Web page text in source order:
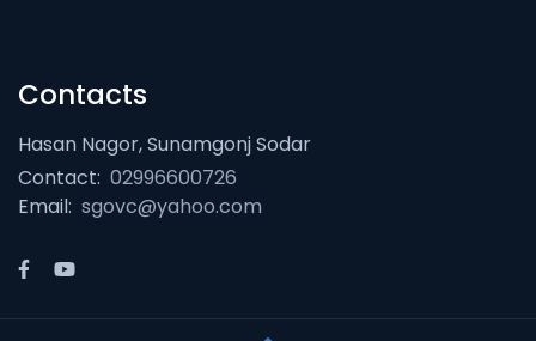
Contacts
Hasan Nagor, Sunamgonj Sodar
Contact: 02996600726
Email: sgovc@yahoo.com